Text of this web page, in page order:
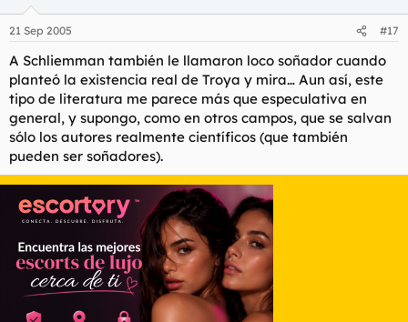
21 Sep 2005 #17
A Schliemman también le llamaron loco soñador cuando
planteó la existencia real de Troya y mira… Aun así, este
tipo de literatura me parece más que especulativa en
general, y supongo, como en otros campos, que se salvan
sólo los autores realmente científicos (que también
pueden ser soñadores).